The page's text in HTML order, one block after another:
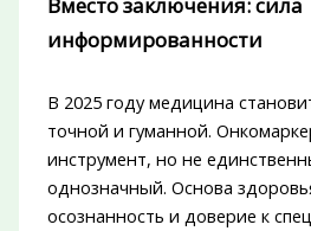
Вместо заключения: сила
информированности
В 2025 году медицина
точной и гуманной.
инструмент, но не
однозначный. Основа
осознанность и доверие к